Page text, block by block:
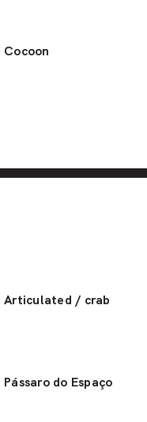
Cocoon
Articulated / crab
Pássaro do Espaço